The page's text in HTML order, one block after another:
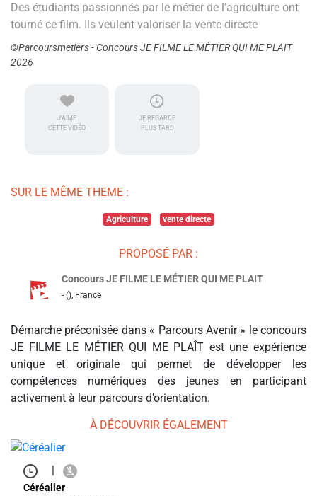
Des étudiants passionnés par le métier de l’agriculture ont
tourné ce film. Ils veulent valoriser la vente directe
©Parcoursmetiers - Concours JE FILME LE MÉTIER QUI ME PLAIT
2026
J'AIME
CETTE VIDÉO
JE REGARDE
PLUS TARD
SUR LE MÊME THEME :
Agriculture vente directe
PROPOSÉ PAR :
Concours JE FILME LE MÉTIER QUI ME PLAIT
- (), France
Démarche préconisée dans « Parcours Avenir » le concours
JE FILME LE MÉTIER QUI ME PLAÎT est une expérience
unique et originale qui permet de développer les
compétences numériques des jeunes en participant
activement à leur parcours d’orientation.
À DÉCOUVRIR ÉGALEMENT
|
Céréalier